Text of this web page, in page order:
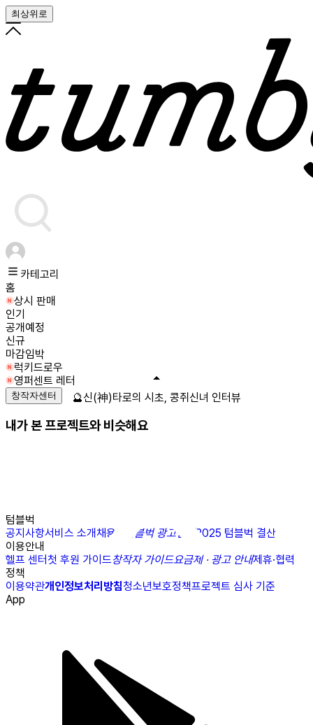
최상위로
카테고리
홈
상시 판매
인기
공개예정
신규
마감임박
럭키드로우
영퍼센트 레터
창작자센터
내가 본 프로젝트와 비슷해요
텀블벅
공지사항서비스 소개채용N 텀블벅 광고센터
2025 텀블벅 결산
이용안내
헬프 센터첫 후원 가이드창작자 가이드요금제 · 광고 안내제휴·협력
정책
이용약관개인정보처리방침청소년보호정책프로젝트 심사 기준
App
🔮신(神)타로의 시초, 콩쥐신녀 인터뷰